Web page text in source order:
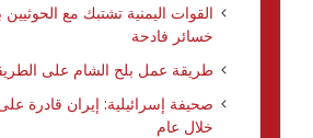
القوات اليمنية تشتبك مع الحوثيين
خسائر فادحة
طريقة عمل بلح الشام على
صحيفة إسرائيلية: إيران قادرة على
خلال عام